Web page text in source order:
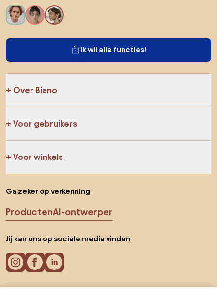
Ik wil alle functies!
Over Biano
Voor gebruikers
Voor winkels
Ga zeker op verkenning
ProductenAI-ontwerper
Jij kan ons op sociale media vinden